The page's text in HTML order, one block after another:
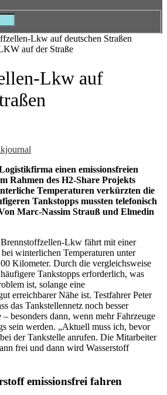
Lkw auf deutschen Straßen
Lkw auf
einen emissionsfreien
Rahmen des H2-Share Projekts
Temperaturen verkürzten die
Tankstopps mussten telefonisch
Marc-Nassim Strauß und Elmedin
Lkw fährt mit einer
winterlichen Temperaturen unter
Kilometer. Durch die vergleichsweise
Tankstopps erforderlich, was
ist, solange eine
erreichbarer Nähe ist. Testfahrer Peter
das Tankstellennetz noch besser
– besonders dann, wenn mehr Fahrzeuge
sein werden. „Aktuell muss ich, bevor
der Tankstelle anrufen. Die Mitarbeiter
frei und dann wird Wasserstoff
emissionsfrei fahren